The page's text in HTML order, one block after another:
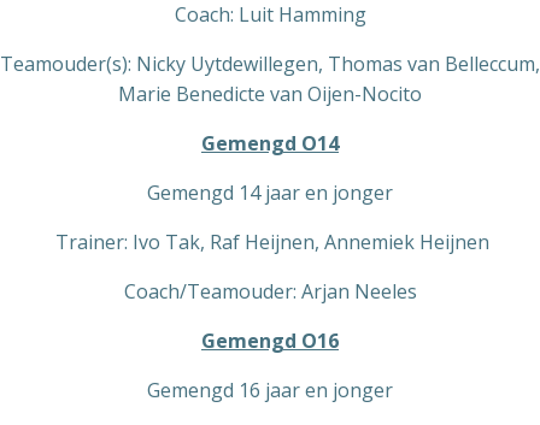
Coach: Luit Hamming
Teamouder(s): Nicky Uytdewillegen, Thomas van Belleccum,
Marie Benedicte van Oijen-Nocito
Gemengd O14
Gemengd 14 jaar en jonger
Trainer: Ivo Tak, Raf Heijnen, Annemiek Heijnen
Coach/Teamouder: Arjan Neeles
Gemengd O16
Gemengd 16 jaar en jonger